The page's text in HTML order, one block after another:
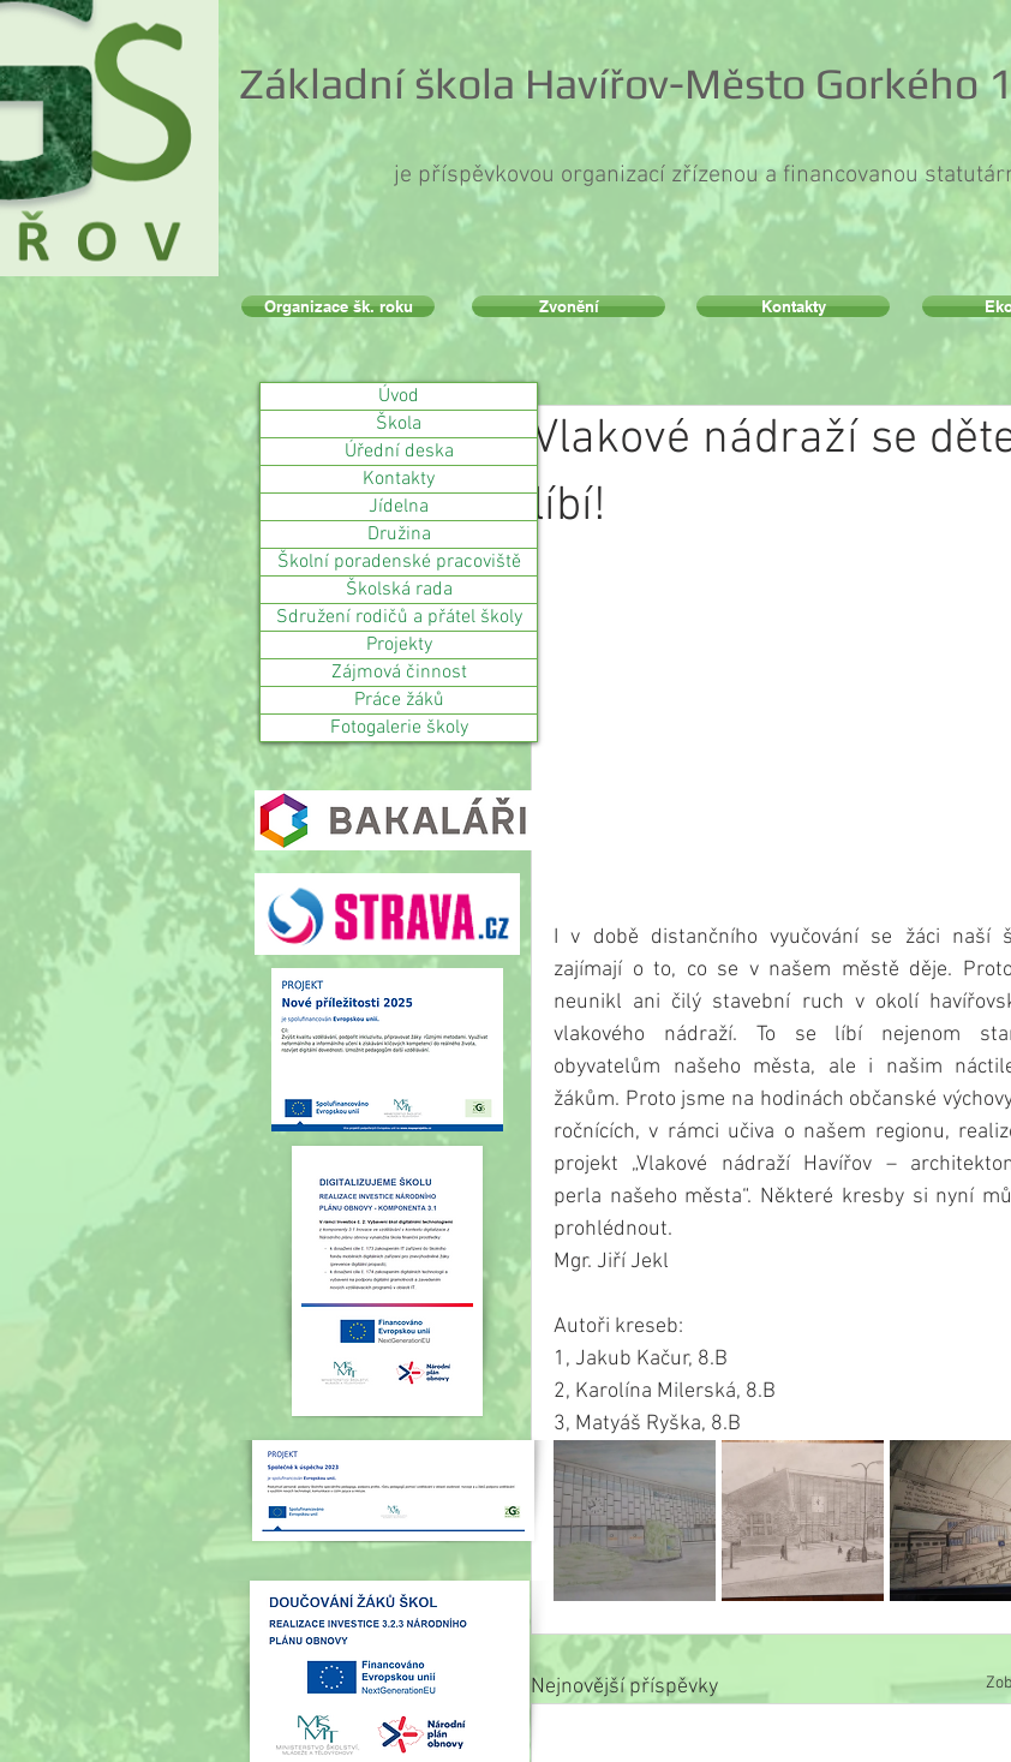
Základní škola Havířov-Město Gorkého
je příspěvkovou organizací zřízenou a financovanou
Vlakové nádraží se
líbí!
I v době distančního vyučování se žáci naší
zajímají o to, co se v našem městě děje.
neunikl ani čilý stavební ruch v okolí
vlakového nádraží. To se líbí nejenom
obyvatelům našeho města, ale i našim
žákům. Proto jsme na hodinách občanské
ročnících, v rámci učiva o našem regionu,
projekt „Vlakové nádraží Havířov –
perla našeho města“. Některé kresby si nyní
prohlédnout.
Mgr. Jiří Jekl
Autoři kreseb:
1, Jakub Kačur, 8.B
2, Karolína Milerská, 8.B
3, Matyáš Ryška, 8.B
Nejnovější příspěvky
Organizace šk. roku Zvonění Kontakty
Úvod
Škola
Úřední deska
Kontakty
Jídelna
Družina
Školní poradenské pracoviště
Školská rada
Sdružení rodičů a přátel školy
Projekty
Zájmová činnost
Práce žáků
Fotogalerie školy